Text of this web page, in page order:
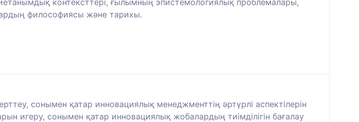
контексттері, ғылымның эпистемологиялық проблемалары,
философиясы және тарихы.
сонымен қатар инновациялық менеджменттің әртүрлі аспектілерін
игеру, сонымен қатар инновациялық жобалардың тиімділігін бағалау